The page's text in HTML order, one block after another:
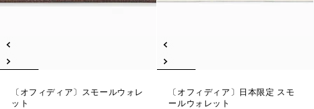
〔オフィディア〕スモールウォレ
ット
〔オフィディア〕日本限定 スモ
ールウォレット